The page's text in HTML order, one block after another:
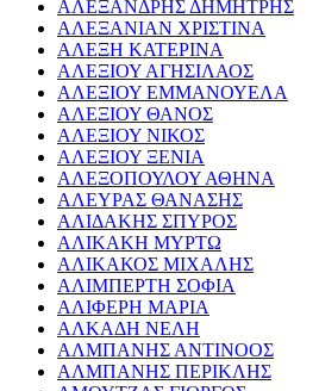
ΑΛΕΞΑΝΔΡΗΣ ΔΗΜΗΤΡΗΣ
ΑΛΕΞΑΝΙΑΝ ΧΡΙΣΤΙΝΑ
ΑΛΕΞΗ ΚΑΤΕΡΙΝΑ
ΑΛΕΞΙΟΥ ΑΓΗΣΙΛΑΟΣ
ΑΛΕΞΙΟΥ ΕΜΜΑΝΟΥΕΛΑ
ΑΛΕΞΙΟΥ ΘΑΝΟΣ
ΑΛΕΞΙΟΥ ΝΙΚΟΣ
ΑΛΕΞΙΟΥ ΞΕΝΙΑ
ΑΛΕΞΟΠΟΥΛΟΥ ΑΘΗΝΑ
ΑΛΕΥΡΑΣ ΘΑΝΑΣΗΣ
ΑΛΙΔΑΚΗΣ ΣΠΥΡΟΣ
ΑΛΙΚΑΚΗ ΜΥΡΤΩ
ΑΛΙΚΑΚΟΣ ΜΙΧΑΛΗΣ
ΑΛΙΜΠΕΡΤΗ ΣΟΦΙΑ
ΑΛΙΦΕΡΗ ΜΑΡΙΑ
ΑΛΚΑΔΗ ΝΕΛΗ
ΑΛΜΠΑΝΗΣ ΑΝΤΙΝΟΟΣ
ΑΛΜΠΑΝΗΣ ΠΕΡΙΚΛΗΣ